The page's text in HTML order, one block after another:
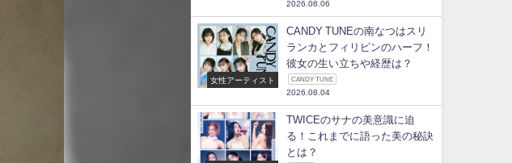
2026.08.06
女性アーティスト
CANDY TUNEの南なつはスリ
ランカとフィリピンのハーフ！
彼女の生い立ちや経歴は？
CANDY TUNE
2026.08.04
TWICEのサナの美意識に迫
る！これまでに語った美の秘訣
とは？